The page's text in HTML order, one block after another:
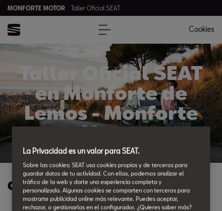
MONFORTE MOTOR Taller Oficial SEAT
Cookies
Taller Oficial SEAT
en Monforte de
Lemos - Monforte
Motor
Ofertas Posventa
La Privacidad es un valor para SEAT.
Sobre las cookies: SEAT usa cookies propias y de terceros para
guardar datos de tu actividad. Con ellas, podemos analizar el
tráfico de la web y darte una experiencia completa y
personalizada. Algunas cookies se comparten con terceros para
mostrarte publicidad online más relevante. Puedes aceptar,
rechazar, o gestionarlas en el configurador. ¿Quieres saber más?